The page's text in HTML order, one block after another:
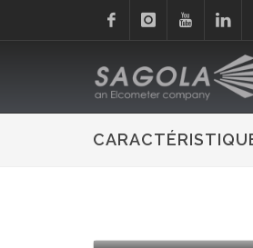
Linkedin